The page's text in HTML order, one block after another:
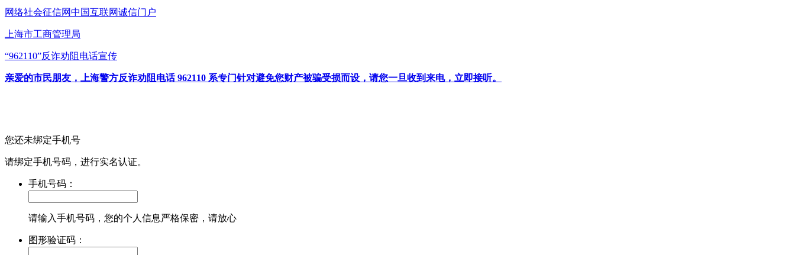
网络社会征信网中国互联网诚信门户
上海市工商管理局
“962110”反诈劝阻电话宣传
亲爱的市民朋友，上海警方反诈劝阻电话 962110 系专门针对避免您财产被骗受损而设，请您一旦收到来电，立即接听。
您还未绑定手机号
请绑定手机号码，进行实名认证。
手机号码：
请输入手机号码，您的个人信息严格保密，请放心
图形验证码：